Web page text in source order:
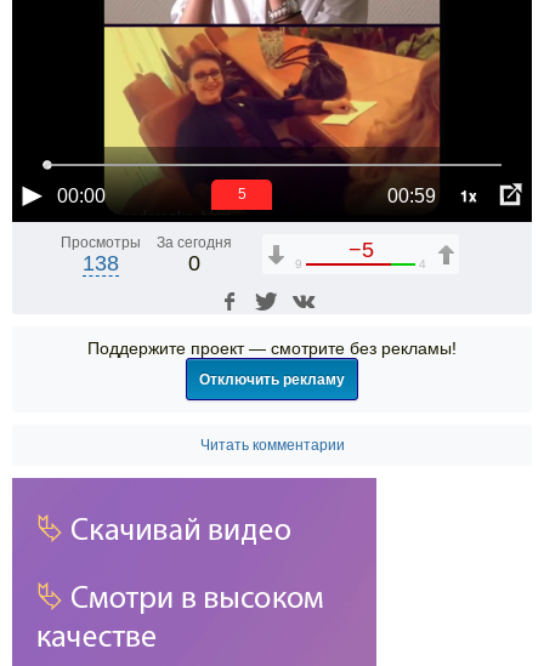
00:00 00:59 1x
4
Просмотры
138
За сегодня
0
−5
9 4
Поддержите проект — смотрите без рекламы!
Отключить рекламу
Читать комментарии